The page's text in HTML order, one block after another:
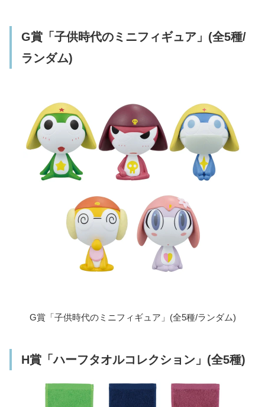
G賞「子供時代のミニフィギュア」(全5種/
ランダム)
G賞「子供時代のミニフィギュア」(全5種/ランダム)
H賞「ハーフタオルコレクション」(全5種)